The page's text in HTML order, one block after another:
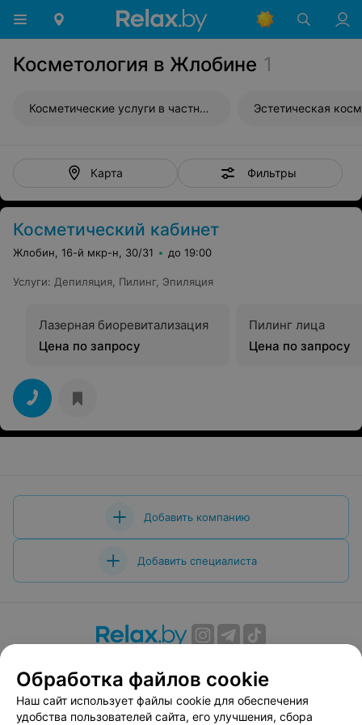
Косметология в Жлобине 1
Косметические услуги в частных кабинетах Эстетическая
Карта Фильтры
Косметический кабинет
Жлобин, 16-й мкр-н, 30/31 до 19:00
Услуги: Депиляция Пилинг, Эпиляция
Лазерная биоревитализация
Цена по запросу
Пилинг лица
Цена по запросу
Добавить компанию
Добавить специалиста
Вакансии
Публичный договор
Способы оплаты
Публичный договор по использованию сервиса
«Афиша»
Обработка файлов cookie
Наш сайт использует файлы cookie для обеспечения
удобства пользователей сайта, его улучшения, сбора